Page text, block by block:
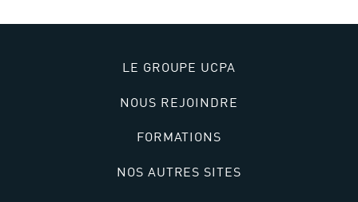
LE GROUPE UCPA
NOUS REJOINDRE
FORMATIONS
NOS AUTRES SITES